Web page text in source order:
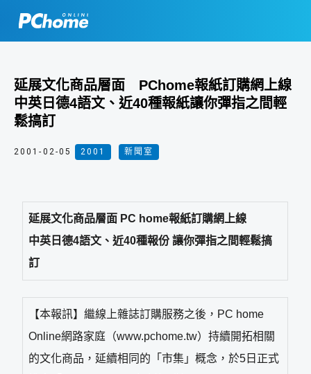
延展文化商品層面 PChome報紙訂購網上線
中英日德4語文、近40種報紙讓你彈指之間輕
鬆搞訂
2001-02-05 2001 新聞室
延展文化商品層面 PC home報紙訂購網上線
中英日德4語文、近40種報份 讓你彈指之間輕鬆搞
訂
【本報訊】繼線上雜誌訂購服務之後，PC home
Online網路家庭（www.pchome.tw）持續開拓相關
的文化商品，延續相同的「市集」概念，於5日正式